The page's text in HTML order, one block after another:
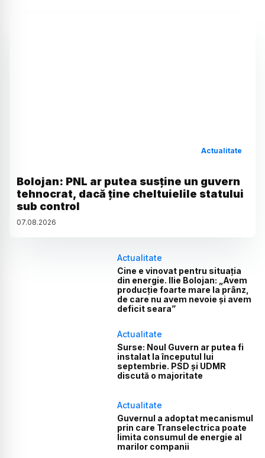
Actualitate
Bolojan: PNL ar putea susține un guvern
tehnocrat, dacă ține cheltuielile statului
sub control
07.08.2026
Actualitate
Cine e vinovat pentru situația
din energie. Ilie Bolojan: „Avem
producție foarte mare la prânz,
de care nu avem nevoie și avem
deficit seara”
Actualitate
Surse: Noul Guvern ar putea fi
instalat la începutul lui
septembrie. PSD și UDMR
discută o majoritate
Actualitate
Guvernul a adoptat mecanismul
prin care Transelectrica poate
limita consumul de energie al
marilor companii